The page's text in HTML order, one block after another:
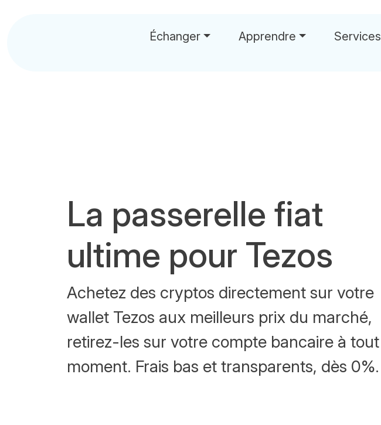
Échanger Apprendre Services
La passerelle fiat
ultime pour Tezos
Achetez des cryptos directement sur votre
wallet Tezos aux meilleurs prix du marché,
retirez-les sur votre compte bancaire à tout
moment. Frais bas et transparents, dès 0%.